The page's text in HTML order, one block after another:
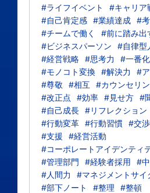
#ライフイベント
#キャリア
#自己肯定感 #業績達成 #
#チームで働く
#前に踏み出
#ビジネスパーソン
#自律型
#経営戦略 #思考力
#一番
#モノコト変換 #解決力
#
#尊敬
#相互 #カウンセリ
#改正点
#効率 #見せ方 #
#自己成長 #リフレクション
#行動変革 #行動習慣 #交
#支援
#経営活動
#コーポレートアイデンティ
#管理部門
#経験者採用 #
#人間力
#マネジメントサイ
#部下ノート
#整理
#整頓